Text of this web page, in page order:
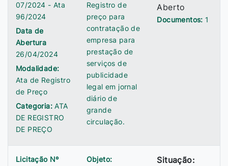
07/2024 - Ata
96/2024
Data de
Abertura
26/04/2024
Modalidade:
Ata de Registro
de Preço
Categoria:ATA
DE REGISTRO
DE PREÇO
Registro de
preço para
contratação de
empresa para
prestação de
serviços de
publicidade
legal em jornal
diário de
grande
circulação.
Aberto
Documentos: 1
Licitação Nº
Objeto:
Situação: